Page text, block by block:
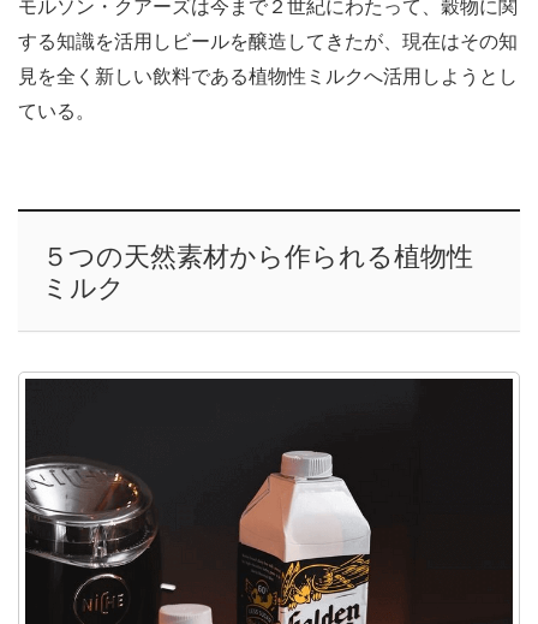
モルソン・クアーズは今まで２世紀にわたって、穀物に関
する知識を活用しビールを醸造してきたが、現在はその知
見を全く新しい飲料である植物性ミルクへ活用しようとし
ている。
５つの天然素材から作られる植物性
ミルク